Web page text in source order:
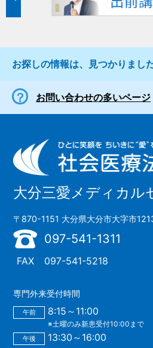
お探しの情報は、見つかりまし
お問い合わせの多いページ
大分三愛メディカル
〒870-1151 大分県大分市大字市
097-541-1311
FAX 097-541-5218
専門外来受付時間
午前 8:15～11:00
※土曜のみ新患受付10:00まで
午後 13:30～16:00